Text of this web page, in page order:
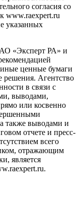
согласия со
www.raexpert.ru
указанных
«Эксперт РА» и
ценные бумаги
Агентство
в связи с
выводами,
или косвенно
также выводами и
отчете и пресс-
всего
отражающим
является